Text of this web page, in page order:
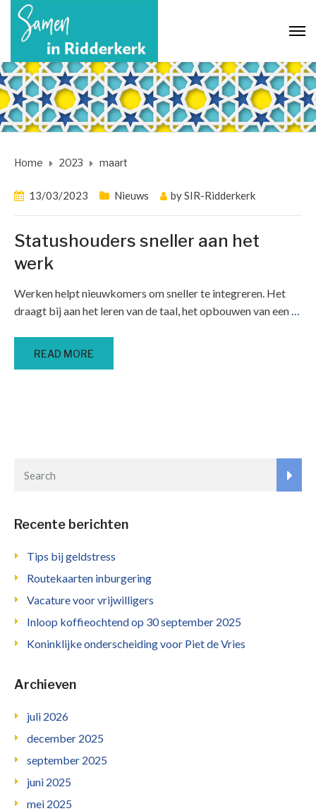
Home 2023 maart
13/03/2023 Nieuws bySIR-Ridderkerk
Statushouders sneller aan het
werk
Werken helpt nieuwkomers om sneller te integreren. Het
draagt bij aan het leren van de taal, het opbouwen van een…
READ MORE
Recente berichten
Tips bij geldstress
Routekaarten inburgering
Vacature voor vrijwilligers
Inloop koffieochtend op 30 september 2025
Koninklijke onderscheiding voor Piet de Vries
Archieven
juli 2026
december 2025
september 2025
juni 2025
mei 2025